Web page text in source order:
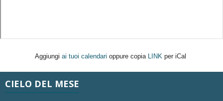
Aggiungi ai tuoi calendari oppure copia LINK per iCal
CIELO DEL MESE